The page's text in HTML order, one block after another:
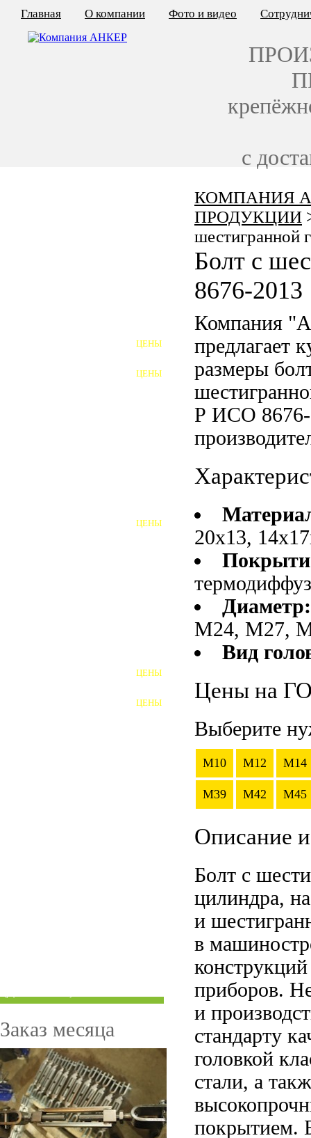
КОМПАНИЯ
ПРОДУКЦИИ
шестигранной
Болт с
8676-2013
Компания
предлагает
размеры
Р ИСО 8676-
20х13,
Диаметр:
М24, М27,
Вид
Цены на
Выберите
M10 M12 M14
M39 M42 M45
Описание
Болт с
цилиндра,
и
в
приборов.
и
стандарту
головкой
стали, а
покрытием.
ЦЕНЫ
ЦЕНЫ
ШАЙБЫ ФУНДАМЕНТНЫЕ
ЦЕНЫ
ЦЕНЫ
ЦЕНЫ
Заказ месяца
Главная О компании Фото и видео
с